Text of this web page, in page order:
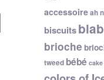
accessoireah
biscuits
brioche
tweed bébé cake